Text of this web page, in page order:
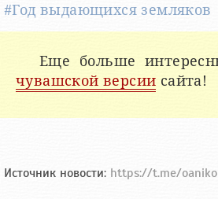
#Год выдающихся земляков
Еще больше
чувашской версии сайта!
Источник новости: https://t.me/